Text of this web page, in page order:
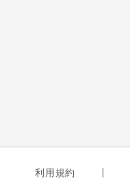
利用規約